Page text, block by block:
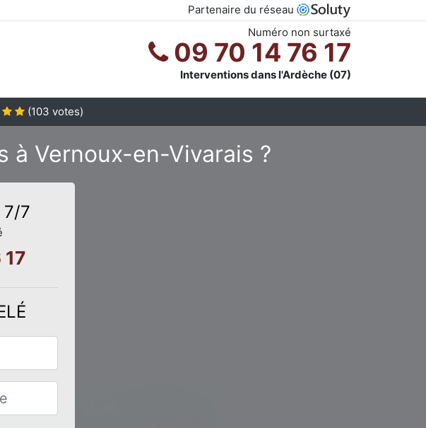
Partenaire du réseau
Numéro non surtaxé
09 70 14 76 17
Interventions dans l'Ardèche (07)
(103 votes)
à Vernoux-en-Vivarais ?
7/7